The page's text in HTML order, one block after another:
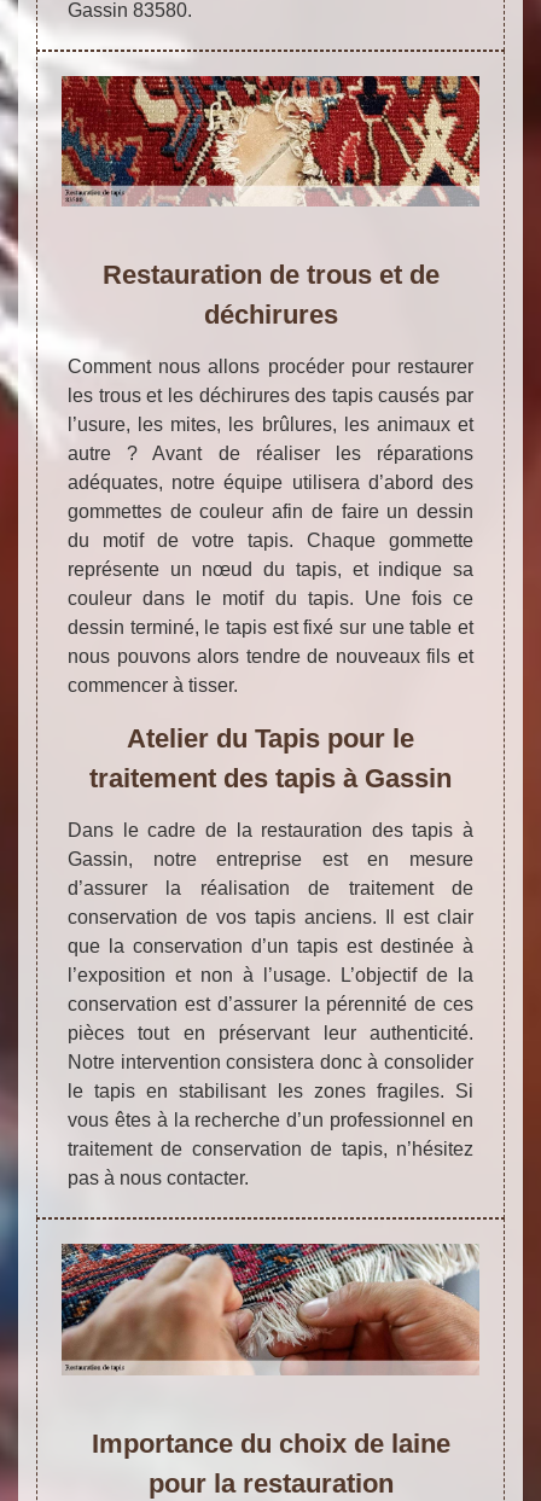
Gassin 83580.
Restauration de trous et de
déchirures
Comment nous allons procéder pour restaurer
les trous et les déchirures des tapis causés par
l’usure, les mites, les brûlures, les animaux et
autre ? Avant de réaliser les réparations
adéquates, notre équipe utilisera d’abord des
gommettes de couleur afin de faire un dessin
du motif de votre tapis. Chaque gommette
représente un nœud du tapis, et indique sa
couleur dans le motif du tapis. Une fois ce
dessin terminé, le tapis est fixé sur une table et
nous pouvons alors tendre de nouveaux fils et
commencer à tisser.
Atelier du Tapis pour le
traitement des tapis à Gassin
Dans le cadre de la restauration des tapis à
Gassin, notre entreprise est en mesure
d’assurer la réalisation de traitement de
conservation de vos tapis anciens. Il est clair
que la conservation d’un tapis est destinée à
l’exposition et non à l’usage. L’objectif de la
conservation est d’assurer la pérennité de ces
pièces tout en préservant leur authenticité.
Notre intervention consistera donc à consolider
le tapis en stabilisant les zones fragiles. Si
vous êtes à la recherche d’un professionnel en
traitement de conservation de tapis, n’hésitez
pas à nous contacter.
Importance du choix de laine
pour la restauration